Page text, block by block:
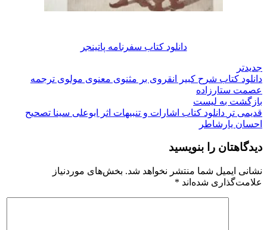
دانلود کتاب سفرنامه پاتینجر
جدیدتر
دانلود کتاب شرح کبیر انقروی بر مثنوی معنوی مولوی ترجمه
عصمت ستارزاده
بازگشت به لیست
قدیمی تر دانلود کتاب اشارات و تنبیهات اثر ابوعلی سینا تصحیح
احسان یارشاطر
دیدگاهتان را بنویسید
نشانی ایمیل شما منتشر نخواهد شد. بخش‌های موردنیاز
علامت‌گذاری شده‌اند *